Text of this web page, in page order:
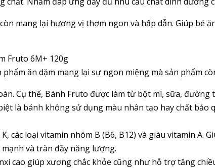
mang lại hương vị thơm ngon và hấp dẫn. Giúp bé
Fruto 6M+ 120g
ăn dặm mang lại sự ngon miệng mà sản phẩm
Cụ thể, Bánh Fruto được làm từ bột mì, sữa, đường
là bánh không sử dụng màu nhân tạo hay chất bảo
K, các loại vitamin nhóm B (B6, B12) và giàu vitamin A.
và tràn đầy năng lượng.
cao giúp xương chắc khỏe cũng như hỗ trợ tăng